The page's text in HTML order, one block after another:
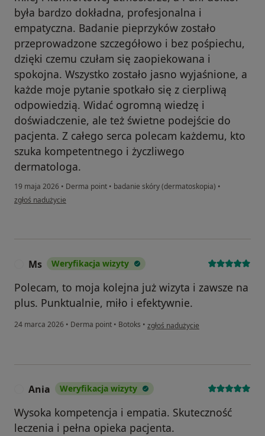
była bardzo dokładna, profesjonalna i
empatyczna. Badanie pieprzyków zostało
przeprowadzone szczegółowo i bez pośpiechu,
dzięki czemu czułam się zaopiekowana i
spokojna. Wszystko zostało jasno wyjaśnione, a
każde moje pytanie spotkało się z cierpliwą
odpowiedzią. Widać ogromną wiedzę i
doświadczenie, ale też świetne podejście do
pacjenta. Z całego serca polecam każdemu, kto
szuka kompetentnego i życzliwego
dermatologa.
19 maja 2026 • Derma point • badanie skóry (dermatoskopia) •
w opinii użytkownika Marta
zgłoś nadużycie
Ms Weryfikacja wizyty
Polecam, to moja kolejna już wizyta i zawsze na
plus. Punktualnie, miło i efektywnie.
24 marca 2026 • Derma point • Botoks • w opinii użytkownika Ms
zgłoś nadużycie
Ania Weryfikacja wizyty
Wysoka kompetencja i empatia. Skuteczność
leczenia i pełna opieka pacjenta.